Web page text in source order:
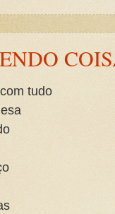
tudo